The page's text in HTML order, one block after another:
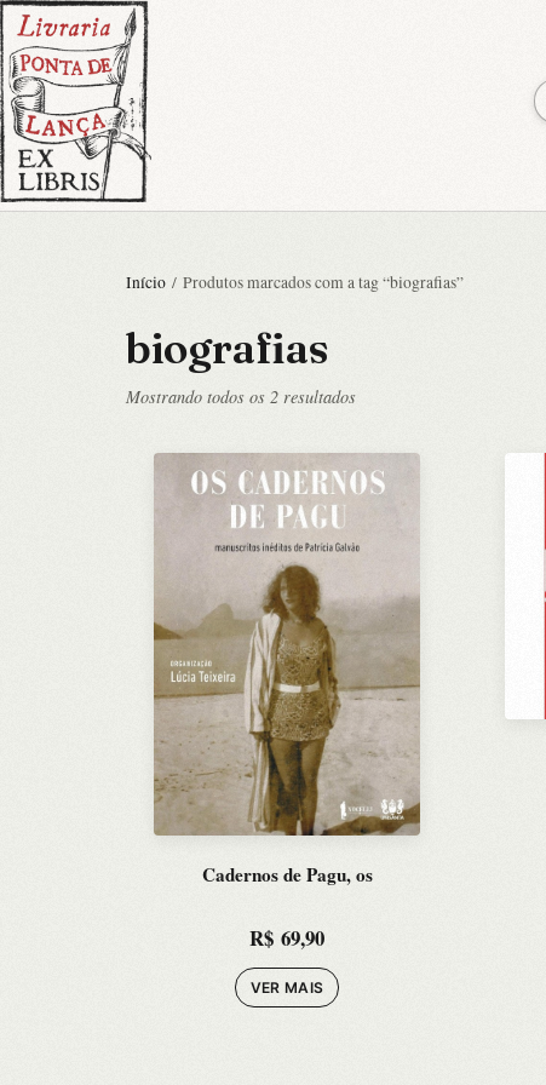
Início / Produtos marcados com a tag “biografias”
biografias
Mostrando todos os 2 resultadosClassificado
recente
Cadernos de Pagu, os
R$ 69,90
VER MAIS